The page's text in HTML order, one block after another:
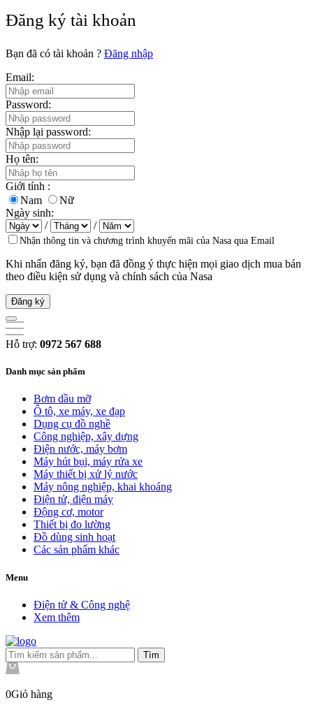
Đăng ký tài khoản
Bạn đã có tài khoản ? Đăng nhập
Email:
Password:
Nhập lại password:
Họ tên:
Giới tính :
Nam
Nữ
Ngày sinh:
/
/
Nhận thông tin và chương trình khuyến mãi của Nasa qua Email
Khi nhấn đăng ký, bạn đã đồng ý thực hiện mọi giao dịch mua bán
theo điều kiện sử dụng và chính sách của Nasa
Đăng ký
Hỗ trợ: 0972 567 688
Danh mục sản phẩm
Bơm dầu mỡ
Ô tô, xe máy, xe đạp
Dụng cụ đồ nghề
Công nghiệp, xây dựng
Điện nước, máy bơm
Máy hút bụi, máy rửa xe
Máy thiết bị xử lý nước
Máy nông nghiệp, khai khoáng
Điện tử, điện máy
Động cơ, motor
Thiết bị đo lường
Đồ dùng sinh hoạt
Các sản phẩm khác
Menu
Điện tử & Công nghệ
Xem thêm
0Giỏ hàng